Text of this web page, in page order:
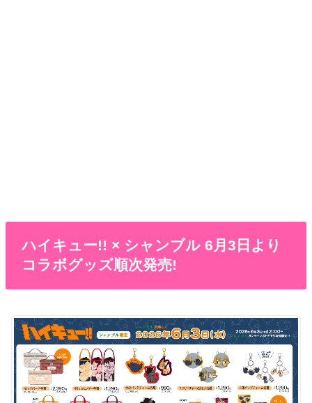
ハイキュー!! × シャンブル 6月3日より
コラボグッズ順次発売!